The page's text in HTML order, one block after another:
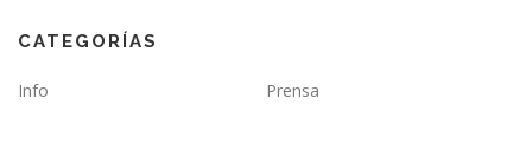
CATEGORÍAS
Info Prensa